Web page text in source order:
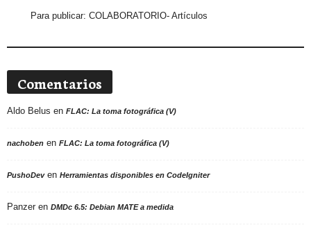
Para publicar:COLABORATORIO- Artículos
Comentarios
Aldo Belus en FLAC: La toma fotográfica (V)
nachoben en FLAC: La toma fotográfica (V)
PushoDeven Herramientas disponibles en CodeIgniter
Panzer en DMDc 6.5: Debian MATE a medida